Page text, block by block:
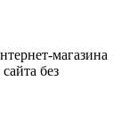
магазина
без